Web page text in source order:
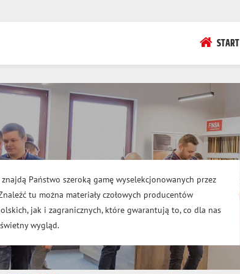
START
Państwo szeroką gamę wyselekcjonowanych przez
tu można materiały czołowych producentów
jak i zagranicznych, które gwarantują to, co dla nas
wygląd.